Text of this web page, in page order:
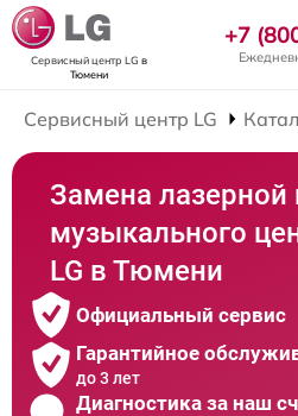
Сервисный центр LG в
Тюмени
+7
Сервисный центр LG
Замена лазерной
музыкального
LG в Тюмени
Официальный сервис
Гарантийное
до 3 лет
Диагностика за наш